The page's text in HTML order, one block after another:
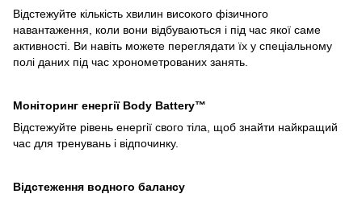
Відстежуйте кількість хвилин високого фізичного
навантаження, коли вони відбуваються і під час якої саме
активності. Ви навіть можете переглядати їх у спеціальному
полі даних під час хронометрованих занять.
Моніторинг енергії Body Battery™
Відстежуйте рівень енергії свого тіла, щоб знайти найкращий
час для тренувань і відпочинку.
Відстеження водного балансу